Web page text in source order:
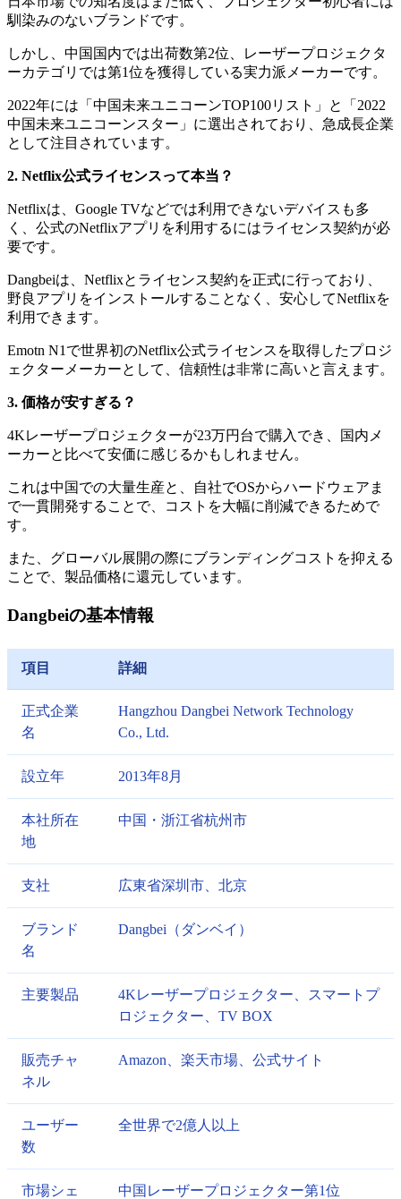
馴染みのないブランドです。
しかし、中国国内では出荷数第2位、レーザープロジェクタ
ーカテゴリでは第1位を獲得している実力派メーカーです。
2022年には「中国未来ユニコーンTOP100リスト」と「2022
中国未来ユニコーンスター」に選出されており、急成長企業
として注目されています。
2. Netflix公式ライセンスって本当？
Netflixは、Google TVなどでは利用できないデバイスも多
く、公式のNetflixアプリを利用するにはライセンス契約が必
要です。
Dangbeiは、Netflixとライセンス契約を正式に行っており、
野良アプリをインストールすることなく、安心してNetflixを
利用できます。
Emotn N1で世界初のNetflix公式ライセンスを取得したプロジ
ェクターメーカーとして、信頼性は非常に高いと言えます。
3. 価格が安すぎる？
4Kレーザープロジェクターが23万円台で購入でき、国内メ
ーカーと比べて安価に感じるかもしれません。
これは中国での大量生産と、自社でOSからハードウェアま
で一貫開発することで、コストを大幅に削減できるためで
す。
また、グローバル展開の際にブランディングコストを抑える
ことで、製品価格に還元しています。
Dangbeiの基本情報
項目 詳細
正式企業
名
Hangzhou Dangbei Network Technology
Co., Ltd.
設立年 2013年8月
本社所在
地
中国・浙江省杭州市
支社 広東省深圳市、北京
ブランド
名
Dangbei（ダンベイ）
主要製品
4Kレーザープロジェクター、スマートプ
ロジェクター、TV BOX
販売チャ
ネル
Amazon、楽天市場、公式サイト
ユーザー
数
全世界で2億人以上
市場シェ 中国レーザープロジェクター第1位